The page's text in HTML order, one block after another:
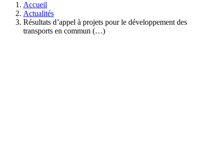
Accueil
Actualités
Résultats d’appel à projets pour le développement des
transports en commun (…)